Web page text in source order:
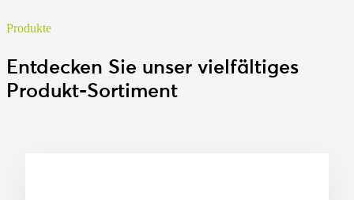
Produkte
Entdecken Sie unser vielfältiges
Produkt-Sortiment